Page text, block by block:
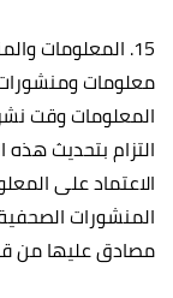
15. المعلومات
معلومات
المعلومات وقت
التزام بتحديث
الاعتماد على
المنشورات
مصادق عليها من